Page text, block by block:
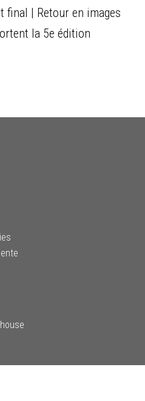
final | Retour en images
la 5e édition